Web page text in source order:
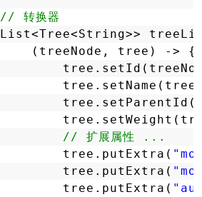
// 转换器
List<Tree<String>>
(treeNode, tree) -> {
// 扩展属性 ...
tree.putExtra(
tree.putExtra(
tree.putExtra(